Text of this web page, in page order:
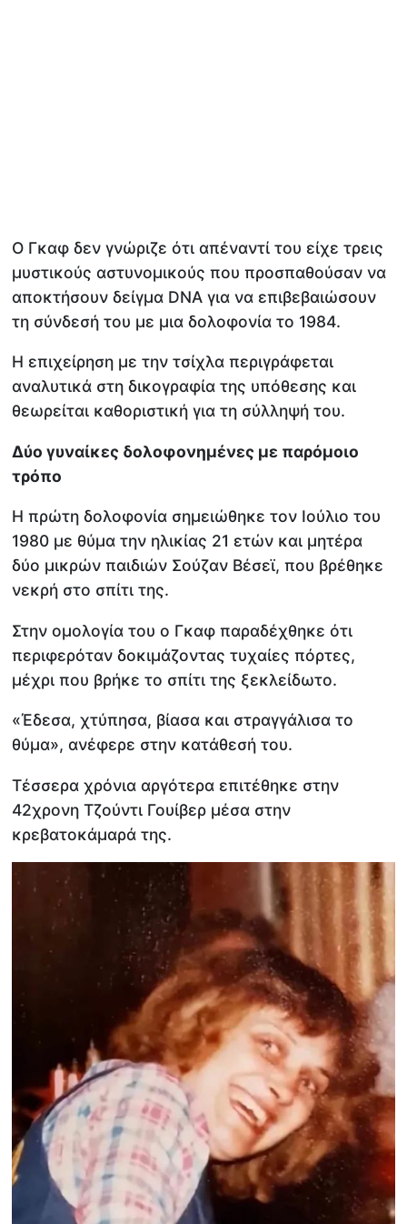
Ο Γκαφ δεν γνώριζε ότι απέναντί του είχε τρεις
μυστικούς αστυνομικούς που προσπαθούσαν να
αποκτήσουν δείγμα DNA για να επιβεβαιώσουν
τη σύνδεσή του με μια δολοφονία το 1984.
Η επιχείρηση με την τσίχλα περιγράφεται
αναλυτικά στη δικογραφία της υπόθεσης και
θεωρείται καθοριστική για τη σύλληψή του.
Δύο γυναίκες δολοφονημένες με παρόμοιο
τρόπο
Η πρώτη δολοφονία σημειώθηκε τον Ιούλιο του
1980 με θύμα την ηλικίας 21 ετών και μητέρα
δύο μικρών παιδιών Σούζαν Βέσεϊ, που βρέθηκε
νεκρή στο σπίτι της.
Στην ομολογία του ο Γκαφ παραδέχθηκε ότι
περιφερόταν δοκιμάζοντας τυχαίες πόρτες,
μέχρι που βρήκε το σπίτι της ξεκλείδωτο.
«Έδεσα, χτύπησα, βίασα και στραγγάλισα το
θύμα», ανέφερε στην κατάθεσή του.
Τέσσερα χρόνια αργότερα επιτέθηκε στην
42χρονη Τζούντι Γουίβερ μέσα στην
κρεβατοκάμαρά της.